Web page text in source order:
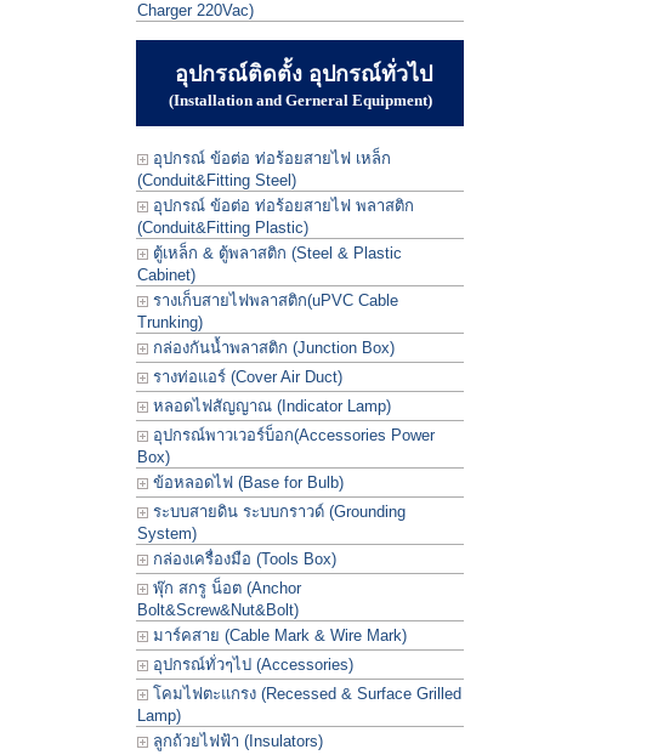
Charger 220Vac)
อุปกรณ์ติดตั้ง อุปกรณ์ทั่วไป
(Installation and Gerneral Equipment)
อุปกรณ์ ข้อต่อ ท่อร้อยสายไฟ เหล็ก
(Conduit&Fitting Steel)
อุปกรณ์ ข้อต่อ ท่อร้อยสายไฟ พลาสติก
(Conduit&Fitting Plastic)
ตู้เหล็ก & ตู้พลาสติก (Steel & Plastic
Cabinet)
รางเก็บสายไฟพลาสติก(uPVC Cable
Trunking)
กล่องกันน้ำพลาสติก (Junction Box)
รางท่อแอร์ (Cover Air Duct)
หลอดไฟสัญญาณ (Indicator Lamp)
อุปกรณ์พาวเวอร์บ็อก(Accessories Power
Box)
ข้อหลอดไฟ (Base for Bulb)
ระบบสายดิน ระบบกราวด์ (Grounding
System)
กล่องเครื่องมือ (Tools Box)
พุ๊ก สกรู น็อต (Anchor
Bolt&Screw&Nut&Bolt)
มาร์คสาย (Cable Mark & Wire Mark)
อุปกรณ์ทั่วๆไป (Accessories)
โคมไฟตะแกรง (Recessed & Surface Grilled
Lamp)
ลูกถ้วยไฟฟ้า (Insulators)